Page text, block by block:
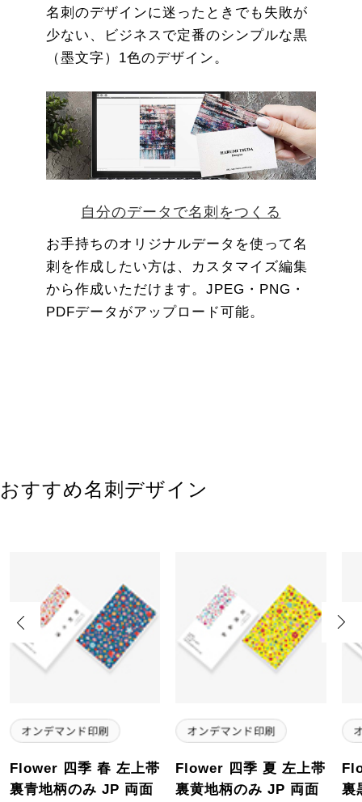
名刺のデザインに迷ったときでも失敗が
少ない、ビジネスで定番のシンプルな黒
（墨文字）1色のデザイン。
自分のデータで名刺をつくる
お手持ちのオリジナルデータを使って名
刺を作成したい方は、カスタマイズ編集
から作成いただけます。JPEG・PNG・
PDFデータがアップロード可能。
おすすめ名刺デザイン
Flower 四季 春 左上帯
裏青地柄のみ JP 両面
Flower 四季 夏 左上帯
裏黄地柄のみ JP 両面
裏
Previous Next